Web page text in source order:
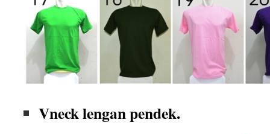
Vneck lengan pendek.